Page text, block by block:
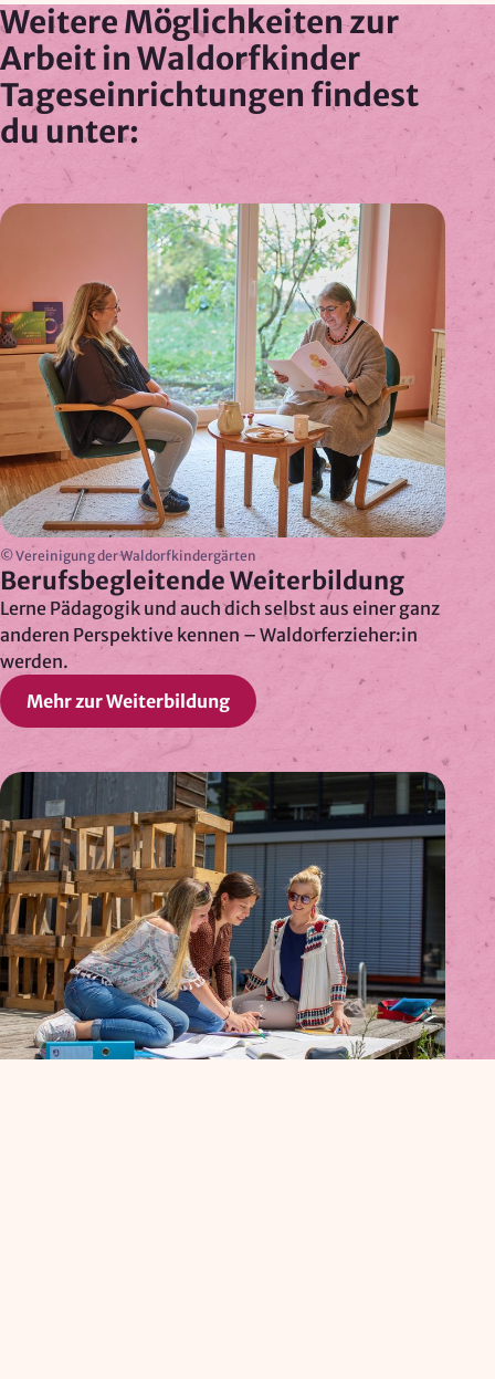
Weitere Möglichkeiten zur
Arbeit in Waldorfkinder
Tageseinrichtungen findest
du unter:
© Vereinigung der Waldorfkindergärten
Berufsbegleitende Weiterbildung
Lerne Pädagogik und auch dich selbst aus einer ganz
anderen Perspektive kennen – Waldorferzieher:in
werden.
Mehr zur Weiterbildung